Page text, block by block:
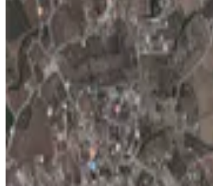
Turyap Buca'dan
Satılık Betonyol
Buca, Karacaağaç Mahallesi
1450 m²· 3.345/m² ·
4.850.000 ₺
Turyap Buca TemsilciliğiMelek DİLEK